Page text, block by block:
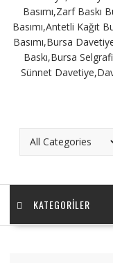
KATEGORILER